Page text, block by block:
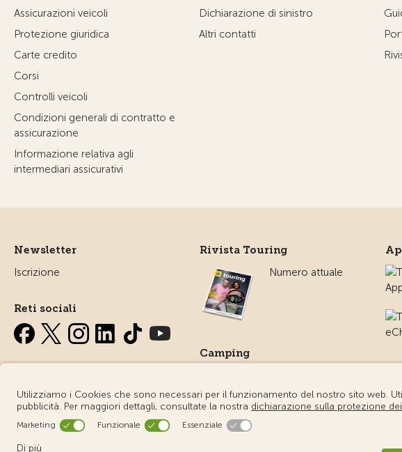
Assicurazioni veicoli
Protezione giuridica
Carte credito
Corsi
Controlli veicoli
Condizioni generali di contratto e
assicurazione
Informazione relativa agli
intermediari assicurativi
Dichiarazione di sinistro
Altri contatti
Newsletter
Iscrizione
Reti sociali
Rivista Touring
Numero attuale
Camping
campeggio